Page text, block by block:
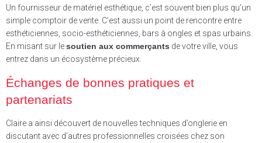
Un fournisseur de matériel esthétique, c’est souvent bien plus qu’un
simple comptoir de vente. C’est aussi un point de rencontre entre
esthéticiennes, socio-esthéticiennes, bars à ongles et spas urbains.
En misant sur lesoutien aux commerçants de votre ville, vous
entrez dans un écosystème précieux.
Échanges de bonnes pratiques et
partenariats
Claire a ainsi découvert de nouvelles techniques d’onglerie en
discutant avec d’autres professionnelles croisées chez son